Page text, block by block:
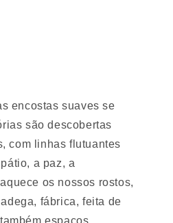
encostas suaves se
são descobertas
com linhas flutuantes
a paz, a
os nossos rostos,
fábrica, feita de